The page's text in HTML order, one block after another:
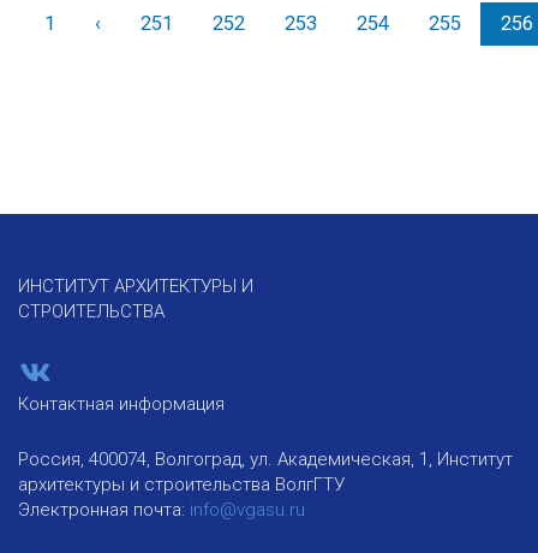
1 ‹Назад251 252 253 254 255 256
ИНСТИТУТ АРХИТЕКТУРЫ И
СТРОИТЕЛЬСТВА
Контактная информация
Россия, 400074, Волгоград, ул. Академическая, 1, Институт
архитектуры и строительства ВолгГТУ
Электронная почта: info@vgasu.ru